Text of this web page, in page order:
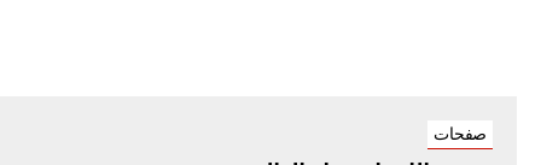
صفحات